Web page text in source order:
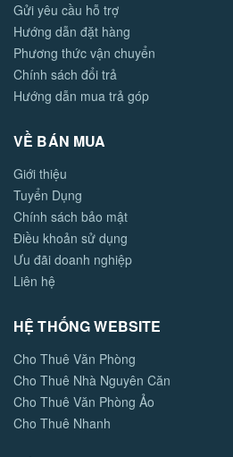
Gửi yêu cầu hỗ trợ
Hướng dẫn đặt hàng
Phương thức vận chuyển
Chính sách đổi trả
Hướng dẫn mua trả góp
VỀ BÁN MUA
Giới thiệu
Tuyển Dụng
Chính sách bảo mật
Điều khoản sử dụng
Ưu đãi doanh nghiệp
Liên hệ
HỆ THỐNG WEBSITE
Cho Thuê Văn Phòng
Cho Thuê Nhà Nguyên Căn
Cho Thuê Văn Phòng Ảo
Cho Thuê Nhanh